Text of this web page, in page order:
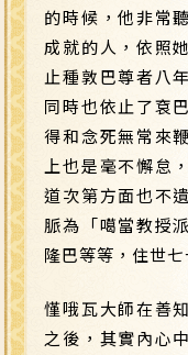
的時候，他非常
成就的人，依照
止種敦巴尊者八
同時也依止了袞
得和念死無常來
上也是毫不懈怠
道次第方面也不
脈為「噶當教授
隆巴等等，住世七
慬哦瓦大師在善
之後，其實內心